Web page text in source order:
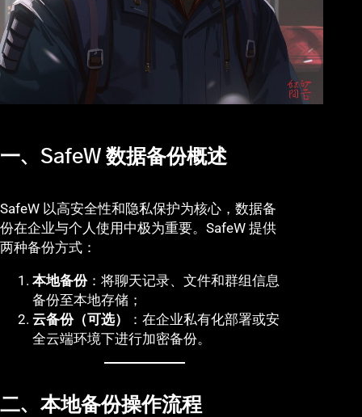
一、SafeW 数据备份概述
SafeW 以高安全性和隐私保护为核心，数据备
份在企业与个人使用中极为重要。SafeW 提供
两种备份方式：
本地备份：将聊天记录、文件和群组信息
备份至本地存储；
云备份（可选）
：在企业私有化部署或安
全云端环境下进行加密备份。
二、本地备份操作流程